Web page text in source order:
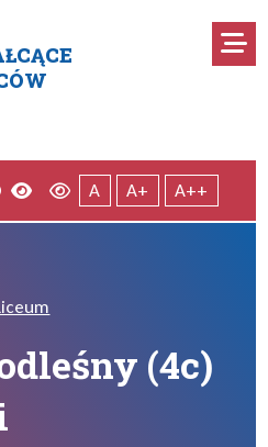
(4c) w
Wersja kontrastowa
Wersja domyślna
A A+ A++
(4c)